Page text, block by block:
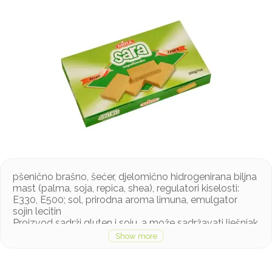
pšenično brašno, šećer, djelomično hidrogenirana biljna
mast (palma, soja, repica, shea), regulatori kiselosti:
E330, E500; sol, prirodna aroma limuna, emulgator
sojin lecitin
Proizvod sadrži gluten i soju, a može sadržavati lješnjak